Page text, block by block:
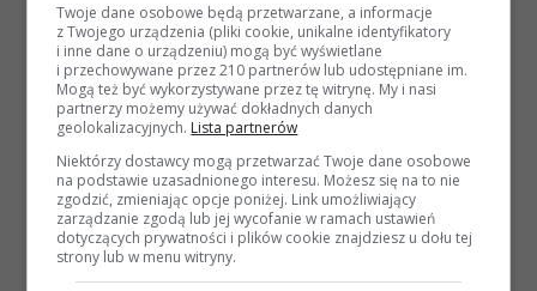
Twoje dane osobowe będą przetwarzane, a informacje
z Twojego urządzenia (pliki cookie, unikalne identyfikatory
i inne dane o urządzeniu) mogą być wyświetlane
i przechowywane przez 210 partnerów lub udostępniane im.
Mogą też być wykorzystywane przez tę witrynę. My i nasi
partnerzy możemy używać dokładnych danych
geolokalizacyjnych. Lista partnerów
Niektórzy dostawcy mogą przetwarzać Twoje dane osobowe
na podstawie uzasadnionego interesu. Możesz się na to nie
zgodzić, zmieniając opcje poniżej. Link umożliwiający
zarządzanie zgodą lub jej wycofanie w ramach ustawień
dotyczących prywatności i plików cookie znajdziesz u dołu tej
strony lub w menu witryny.